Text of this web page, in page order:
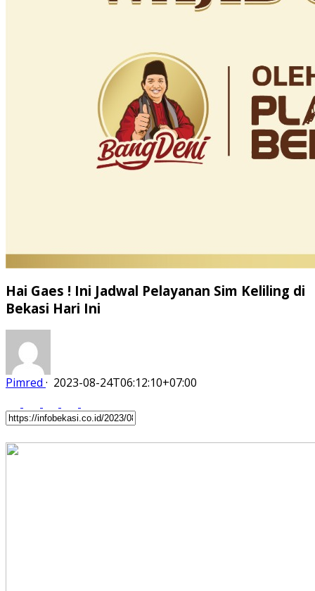
Hai Gaes ! Ini Jadwal Pelayanan Sim Keliling di
Bekasi Hari Ini
Pimred · 2023-08-24T06:12:10+07:00